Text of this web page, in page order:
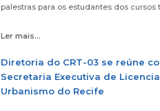
palestras para os estudantes dos cursos
Ler mais...
Diretoria do CRT-03 se reúne
Secretaria Executiva de
Urbanismo do Recife